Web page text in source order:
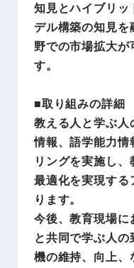
知見とハイブリッ
デル構築の知見
野での市場拡大が
す。
■取り組みの詳細
教える人と学ぶ人
情報、語学能力情
リングを実施し
最適化を実現する
ります。
今後、教育現場
と共同で学ぶ人
機の維持、向上、